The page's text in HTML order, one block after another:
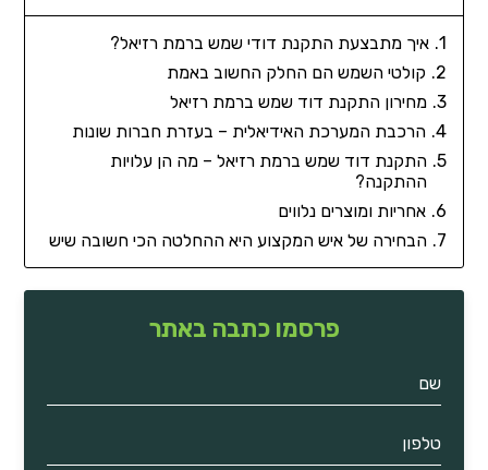
איך מתבצעת התקנת דודי שמש ברמת רזיאל?
קולטי השמש הם החלק החשוב באמת
מחירון התקנת דוד שמש ברמת רזיאל
הרכבת המערכת האידיאלית – בעזרת חברות שונות
התקנת דוד שמש ברמת רזיאל – מה הן עלויות
ההתקנה?
אחריות ומוצרים נלווים
הבחירה של איש המקצוע היא ההחלטה הכי חשובה שיש
פרסמו כתבה באתר